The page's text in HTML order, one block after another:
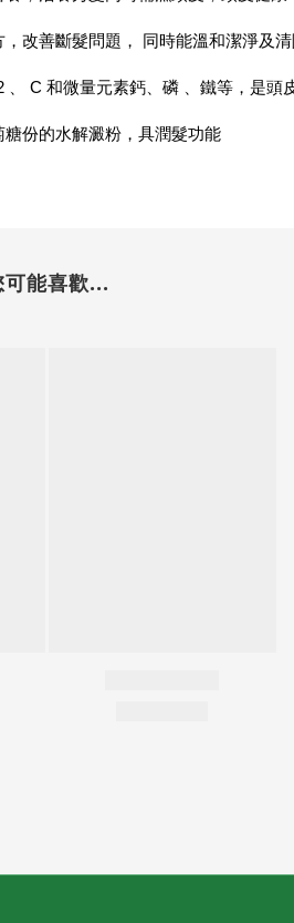
改善斷髮問題， 同時能溫和潔淨及
、 C 和微量元素鈣、磷 、鐵等，是頭
份的水解澱粉，具潤髮功能
可能喜歡...